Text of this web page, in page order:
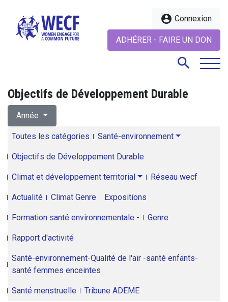
account_circle Connexion
ADHÉRER - FAIRE UN DON
search
Objectifs de Développement Durable
Année
Toutes les catégories Santé-environnement
Objectifs de Développement Durable
Climat et développement territorial Réseau wecf
Actualité Climat Genre Expositions
Formation santé environnementale - Genre
Rapport d'activité
Santé-environnement-Qualité de l'air -santé enfants-
santé femmes enceintes
Santé menstruelle Tribune ADEME